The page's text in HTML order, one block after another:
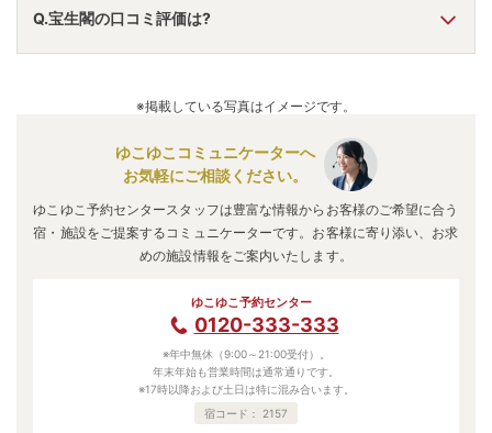
A. チェックインは 15:00~18:00
10:00
です。
※プランによって異なる場合があります。
Q.宝生閣の口コミ評価は?
口コミ情報の詳細はこちら。
※掲載している写真はイメージです。
ゆこゆこコミュニケーターへ
お気軽にご相談ください。
ゆこゆこ予約センタースタッフは豊富な情報からお客様のご希望に合う
宿・施設をご提案するコミュニケーターです。お客様に寄り添い、お求
めの施設情報をご案内いたします。
ゆこゆこ予約センター
0120-333-333
※年中無休（9:00～21:00受付）。
年末年始も営業時間は通常通りです。
※17時以降および土日は特に混み合います。
宿コード： 2157